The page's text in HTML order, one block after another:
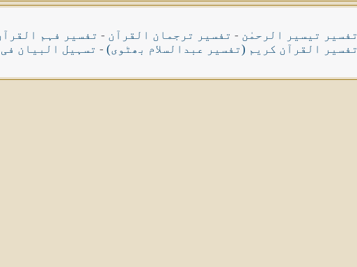
تفسیر تیسیر الرحمٰن - تفسیر ترجمان القرآن - تفسیر فہم
تفسیر القرآن کریم (تفسیر عبدالسلام بھٹوی) - تسہیل البیان